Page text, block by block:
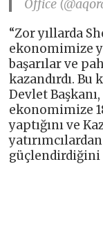
Office
“Zor yıllarda
ekonomimize
başarılar ve
kazandırdı.
Devlet
ekonomimize
yaptığını ve
güçlendirdiğini